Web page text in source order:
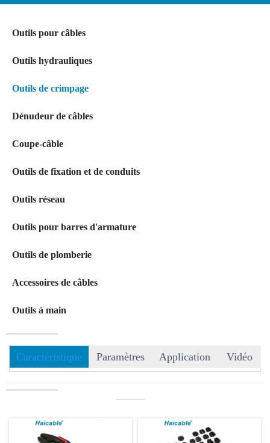
Outils pour câbles
Outils hydrauliques
Outils de crimpage
Dénudeur de câbles
Coupe-câble
Outils de fixation et de conduits
Outils réseau
Outils pour barres d'armature
Outils de plomberie
Accessoires de câbles
Outils à main
Caractéristique Paramètres Application Vidéo
———